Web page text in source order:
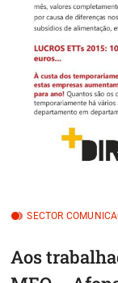
SECTOR
Aos